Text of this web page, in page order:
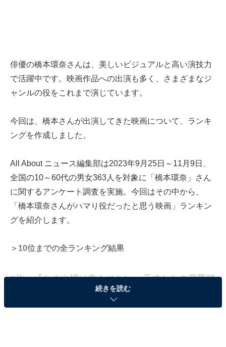
俳優の橋本環奈さんは、美しいビジュアルと高い演技力
で活躍中です。映画作品への出演も多く、さまざまなジ
ャンルの役をこれまで演じています。
今回は、橋本さんが出演してきた映画について、ランキ
ングを作成しました。
All About ニュース編集部は2023年9月25日～11月9日、
全国の10～60代の男女363人を対象に「橋本環奈」さん
に関するアンケート調査を実施。今回はその中から、
「橋本環奈さんがハマり役だったと思う映画」ランキン
グを紹介します。
＞10位までの全ランキング結果
2位：『かぐや様は告らせたい〜天才たちの恋愛頭
脳戦〜』（四宮かぐや 役）
続きを読む